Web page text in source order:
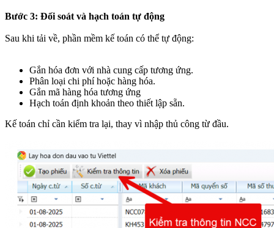
Bước 3: Đối soát và hạch toán tự động
Sau khi tải về, phần mềm kế toán có thể tự động:
Gắn hóa đơn với nhà cung cấp tương ứng.
Phân loại chi phí hoặc hàng hóa.
Gắn mã hàng hóa tương ứng
Hạch toán định khoản theo thiết lập sẵn.
Kế toán chỉ cần kiểm tra lại, thay vì nhập thủ công từ đầu.